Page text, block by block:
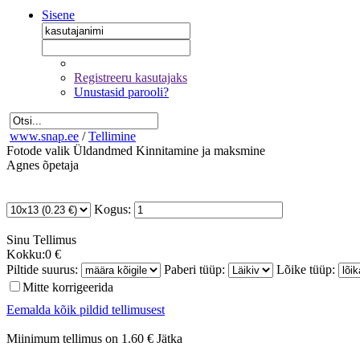
Sisene
Registreeru kasutajaks
Unustasid parooli?
www.snap.ee / Tellimine
Fotode valik Üldandmed Kinnitamine ja maksmine
Agnes õpetaja
Kogus:
Sinu Tellimus
Kokku:0 €
Piltide suurus:
Paberi tüüp:
Lõike tüüp:
Mitte korrigeerida
Eemalda kõik pildid tellimusest
Miinimum tellimus on 1.60 € Jätka